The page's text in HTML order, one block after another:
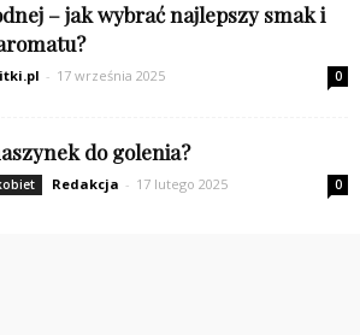
– jak wybrać najlepszy smak i
- 17 września 2025 0
do golenia?
Redakcja - 17 lutego 2025 0